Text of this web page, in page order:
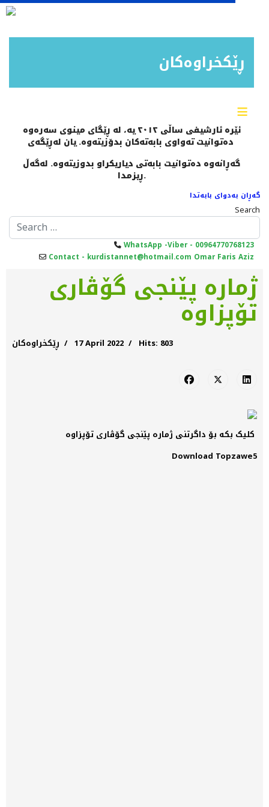
ڕێکخراوەکان
≡
ئێرە ئارشیفی ساڵی ٢٠١٢ یە، لە ڕێگای مینوی سەرەوە
گەڕانەوە دەتوانیت بابەتی دیاریکراو بدوزیتەوە. لەگەڵ
ڕیزمدا.
گەڕان بەدوای بابەتدا
Search
WhatsApp -Viber - 00964770768123
Contact - kurdistannet@hotmail.com Omar Faris Aziz
ژمارە پێنجی گۆڤاری
تۆپزاوە
ڕێکخراوەکان 17 April 2022 Hits: 803
کلیک بکە بۆ داگرتنی ژمارە پێنجی گۆڤاری تۆپزاوە
Download Topzawe5